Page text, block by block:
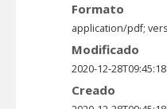
Formato
application/pdf;
Modificado
2020-12-
Creado